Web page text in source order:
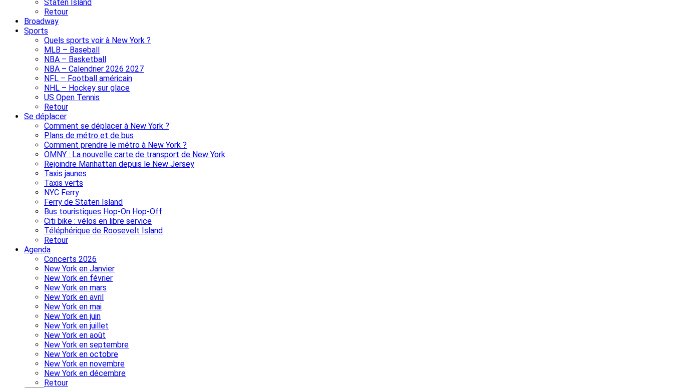
Staten Island
Retour
Broadway
Sports
Quels sports voir à New York ?
MLB – Baseball
NBA – Basketball
NBA – Calendrier 2026 2027
NFL – Football américain
NHL – Hockey sur glace
US Open Tennis
Retour
Se déplacer
Comment se déplacer à New York ?
Plans de métro et de bus
Comment prendre le métro à New York ?
OMNY : La nouvelle carte de transport de New York
Rejoindre Manhattan depuis le New Jersey
Taxis jaunes
Taxis verts
NYC Ferry
Ferry de Staten Island
Bus touristiques Hop-On Hop-Off
Citi bike : vélos en libre service
Téléphérique de Roosevelt Island
Retour
Agenda
Concerts 2026
New York en Janvier
New York en février
New York en mars
New York en avril
New York en mai
New York en juin
New York en juillet
New York en août
New York en septembre
New York en octobre
New York en novembre
New York en décembre
Retour